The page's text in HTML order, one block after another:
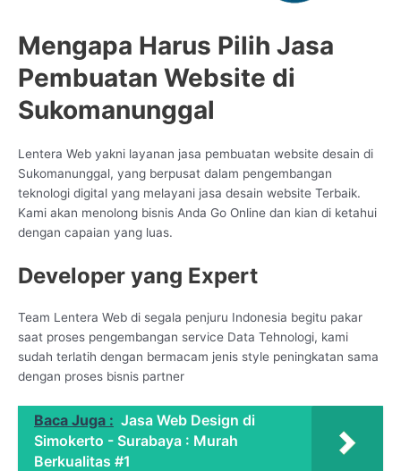
Mengapa Harus Pilih Jasa
Pembuatan Website di
Sukomanunggal
Lentera Web yakni layanan jasa pembuatan website desain di
Sukomanunggal, yang berpusat dalam pengembangan
teknologi digital yang melayani jasa desain website Terbaik.
Kami akan menolong bisnis Anda Go Online dan kian di ketahui
dengan capaian yang luas.
Developer yang Expert
Team Lentera Web di segala penjuru Indonesia begitu pakar
saat proses pengembangan service Data Tehnologi, kami
sudah terlatih dengan bermacam jenis style peningkatan sama
dengan proses bisnis partner
Baca Juga : Jasa Web Design di
Simokerto - Surabaya : Murah
Berkualitas #1